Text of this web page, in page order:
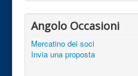
Angolo Occasioni
Mercatino dei soci
Invia una proposta